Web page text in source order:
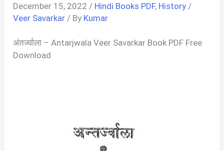
December 15, 2022 / Hindi Books PDF, History /
Veer Savarkar / By Kumar
अंतर्ज्वाला – Antarjwala Veer Savarkar Book PDF Free
Download